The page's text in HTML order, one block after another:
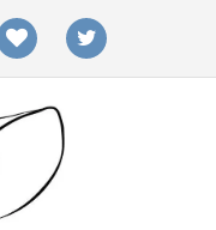
bloglovintwitter